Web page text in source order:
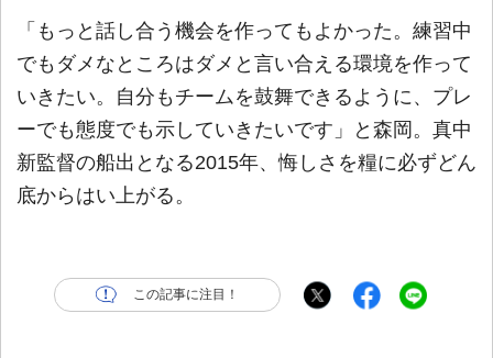
「もっと話し合う機会を作ってもよかった。練習中
でもダメなところはダメと言い合える環境を作って
いきたい。自分もチームを鼓舞できるように、プレ
ーでも態度でも示していきたいです」と森岡。真中
新監督の船出となる2015年、悔しさを糧に必ずどん
底からはい上がる。
この記事に注目！